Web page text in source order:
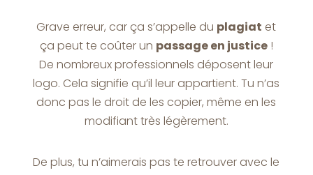
Grave erreur, car ça s’appelle du plagiat et
ça peut te coûter un passage en justice!
De nombreux professionnels déposent leur
logo. Cela signifie qu’il leur appartient. Tu n’as
donc pas le droit de les copier, même en les
modifiant très légèrement.
De plus, tu n’aimerais pas te retrouver avec le